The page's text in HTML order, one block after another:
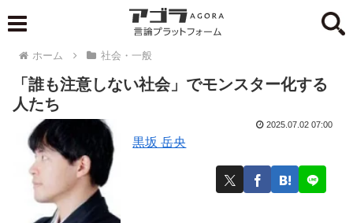
ホーム 社会・一般
「誰も注意しない社会」でモンスター化する
人たち
黒坂 岳央
2025.07.02 07:00